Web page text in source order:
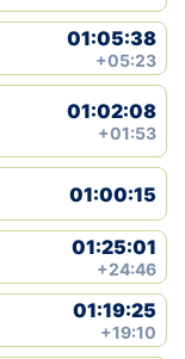
01:05:38
+05:23
01:02:08
+01:53
01:00:15
01:25:01
+24:46
01:19:25
+19:10